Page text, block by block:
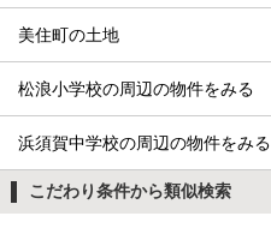
美住町の土地
松浪小学校の周辺の物件をみる
浜須賀中学校の周辺の物件をみる
こだわり条件から類似検索